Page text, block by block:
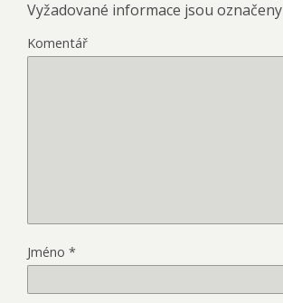
Vyžadované informace jsou označeny
Komentář
Jméno *